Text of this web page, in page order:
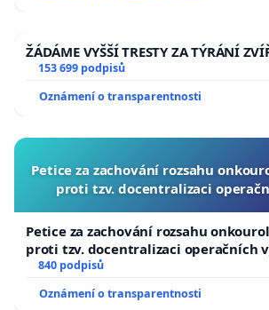
ŽÁDÁME VYŠŠÍ TRESTY ZA TÝRÁNÍ
153 699 podpisů
Oznámení o transparentnosti
Petice za zachování rozsahu
proti tzv. docentralizaci
Petice za zachování rozsahu
proti tzv. docentralizaci operačních
840 podpisů
Oznámení o transparentnosti